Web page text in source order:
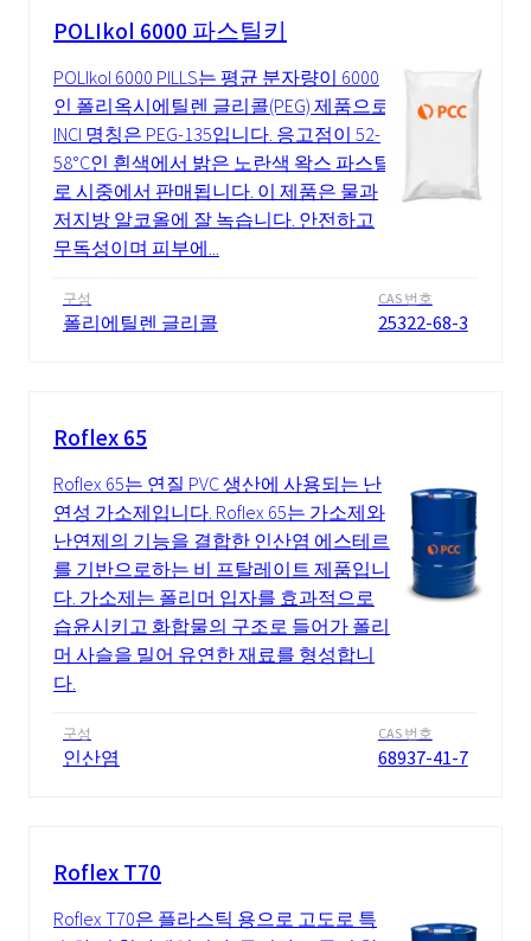
POLIkol 6000 파스틸키
POLIkol 6000 PILLS는 평균 분자량이 6000
인 폴리옥시에틸렌 글리콜(PEG) 제품으로
INCI 명칭은 PEG-135입니다. 응고점이 52-
58°C인 흰색에서 밝은 노란색 왁스 파스틸
로 시중에서 판매됩니다. 이 제품은 물과
저지방 알코올에 잘 녹습니다. 안전하고
무독성이며 피부에...
구성
폴리에틸렌 글리콜
CAS 번호
25322-68-3
Roflex 65
Roflex 65는 연질 PVC 생산에 사용되는 난
연성 가소제입니다. Roflex 65는 가소제와
난연제의 기능을 결합한 인산염 에스테르
를 기반으로하는 비 프탈레이트 제품입니
다. 가소제는 폴리머 입자를 효과적으로
습윤시키고 화합물의 구조로 들어가 폴리
머 사슬을 밀어 유연한 재료를 형성합니
다.
구성
인산염
CAS 번호
68937-41-7
Roflex T70
Roflex T70은 플라스틱 용으로 고도로 특